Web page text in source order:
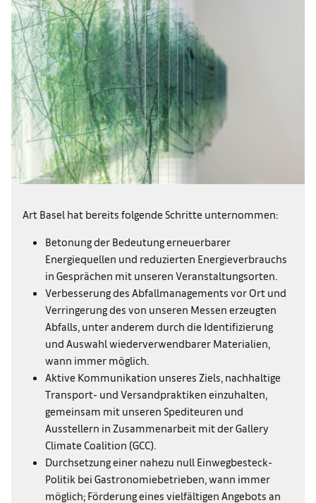
Art Basel hat bereits folgende Schritte unternommen:
Betonung der Bedeutung erneuerbarer
Energiequellen und reduzierten Energieverbrauchs
in Gesprächen mit unseren Veranstaltungsorten.
Verbesserung des Abfallmanagements vor Ort und
Verringerung des von unseren Messen erzeugten
Abfalls, unter anderem durch die Identifizierung
und Auswahl wiederverwendbarer Materialien,
wann immer möglich.
Aktive Kommunikation unseres Ziels, nachhaltige
Transport- und Versandpraktiken einzuhalten,
gemeinsam mit unseren Spediteuren und
Ausstellern in Zusammenarbeit mit der Gallery
Climate Coalition (GCC).
Durchsetzung einer nahezu null Einwegbesteck-
Politik bei Gastronomiebetrieben, wann immer
möglich; Förderung eines vielfältigen Angebots an